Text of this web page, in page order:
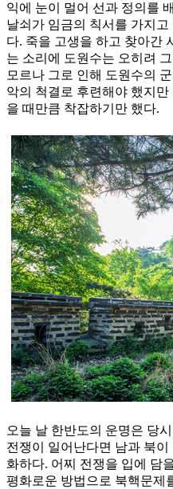
익에 눈이 멀어 선과 정의를
날쇠가 임금의 칙서를 가지
다. 죽을 고생을 하고 찾아간
는 소리에 도원수는 오히려
모르나 그로 인해 도원수의
악의 척결로 후련해야 했지
을 때만큼 착잡하기만 했다.
오늘 날 한반도의 운명은 당
전쟁이 일어난다면 남과 북
화하다. 어찌 전쟁을 입에 담
평화로운 방법으로 북핵문제